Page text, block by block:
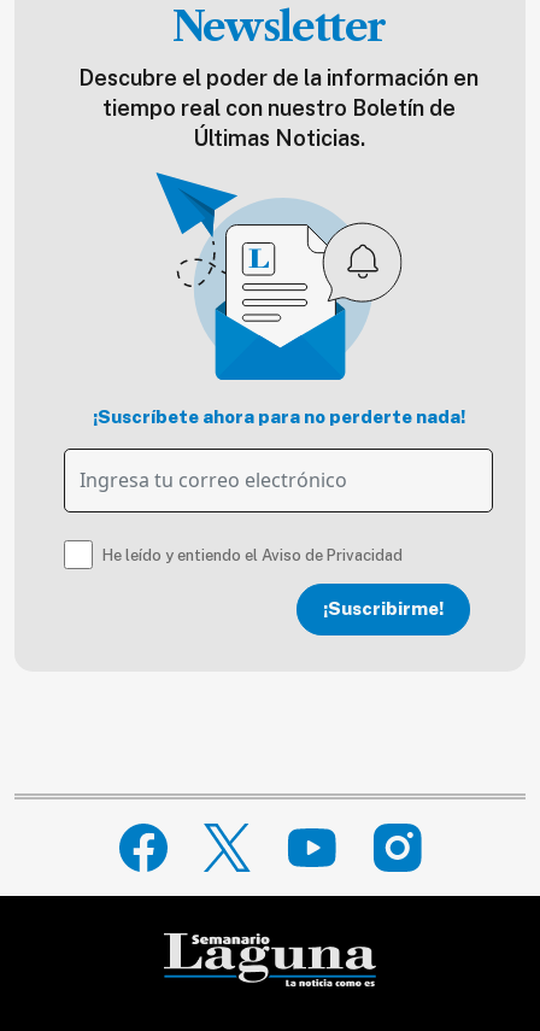
Newsletter
Descubre el poder de la información en
tiempo real con nuestro Boletín de
Últimas Noticias.
¡Suscríbete ahora para no perderte nada!
He leído y entiendo el Aviso de Privacidad
¡Suscribirme!